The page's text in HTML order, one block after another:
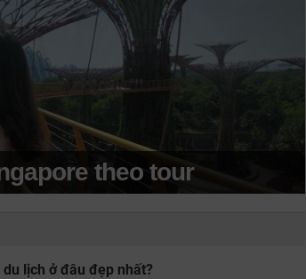
theo tour
lịch ở đâu đẹp nhất?
NHẬN ƯU ĐÃI NGAY